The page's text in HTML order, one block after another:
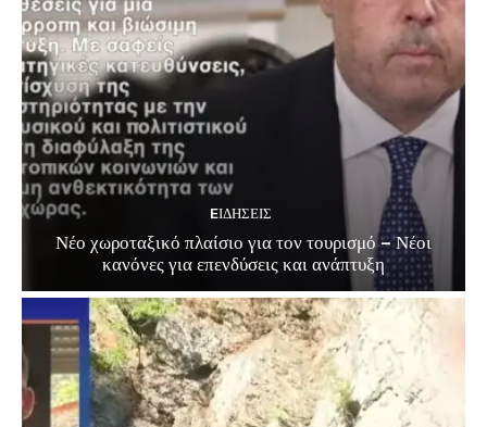
EΙΔΗΣΕΙΣ
Νέο χωροταξικό πλαίσιο για τον τουρισμό – Νέοι
κανόνες για επενδύσεις και ανάπτυξη